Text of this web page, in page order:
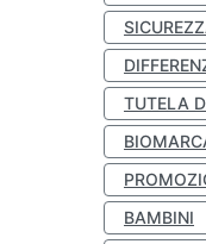
TUTELA
BAMBINI